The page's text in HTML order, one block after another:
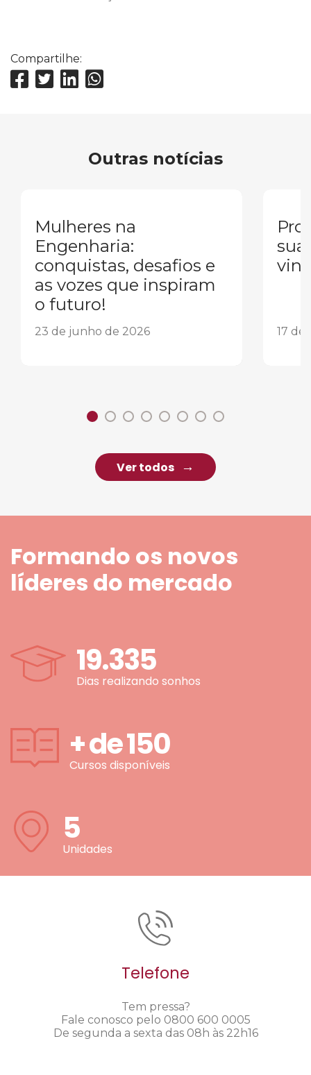
Compartilhe:
Outras notícias
Mulheres na
Engenharia:
conquistas, desafios e
as vozes que inspiram
o futuro!
23 de junho de 2026
sua
17 de
Ver todos
Formando os novos
líderes do mercado
19.335
Dias realizando sonhos
+ de150
Cursos disponíveis
5
Unidades
Telefone
Tem pressa?
Fale conosco pelo 0800 600 0005
De segunda a sexta das 08h às 22h16